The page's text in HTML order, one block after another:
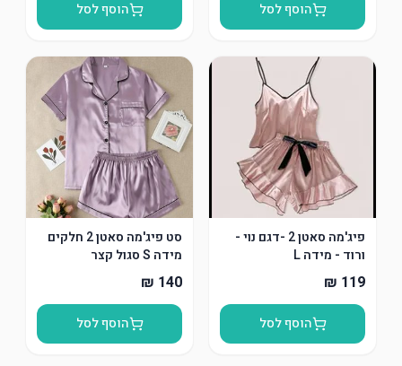
הוסף לסל הוסף לסל
פיג'מה סאטן 2 -דגם נוי -
ורוד - מידה L
הוסף לסל
סט פיג'מה סאטן 2 חלקים
מידה S סגול קצר
הוסף לסל